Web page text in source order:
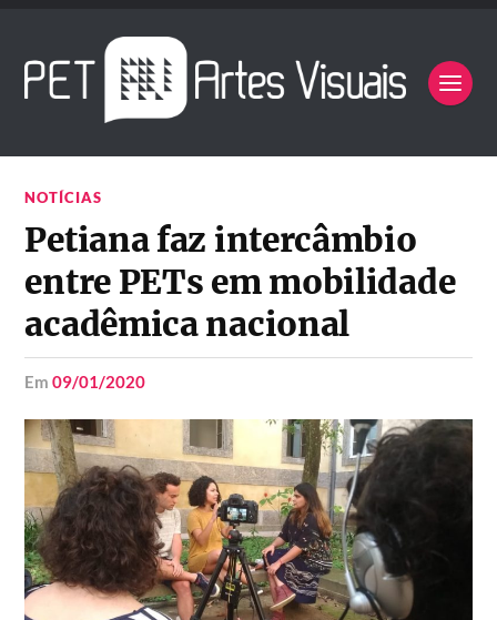
NOTÍCIAS
Petiana faz intercâmbio
entre PETs em mobilidade
acadêmica nacional
em09/01/2020